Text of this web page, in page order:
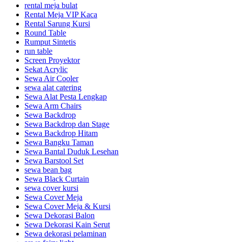
rental meja bulat
Rental Meja VIP Kaca
Rental Sarung Kursi
Round Table
Rumput Sintetis
run table
Screen Proyektor
Sekat Acrylic
Sewa Air Cooler
sewa alat catering
Sewa Alat Pesta Lengkap
Sewa Arm Chairs
Sewa Backdrop
Sewa Backdrop dan Stage
Sewa Backdrop Hitam
Sewa Bangku Taman
Sewa Bantal Duduk Lesehan
Sewa Barstool Set
sewa bean bag
Sewa Black Curtain
sewa cover kursi
Sewa Cover Meja
Sewa Cover Meja & Kursi
Sewa Dekorasi Balon
Sewa Dekorasi Kain Serut
Sewa dekorasi pelaminan